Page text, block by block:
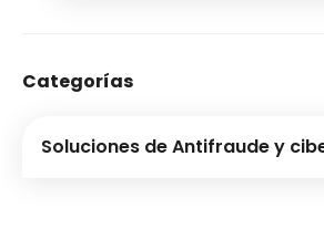
Categorías
Soluciones de Antifraude y